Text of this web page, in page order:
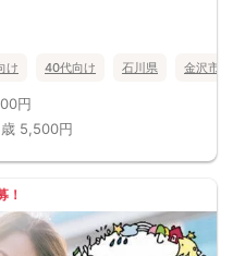
け 40代向け 石川県 金沢市
円
5,500円
！